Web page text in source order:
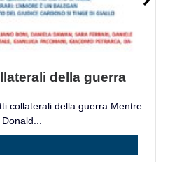
della guerra
collaterali della guerra Mentre